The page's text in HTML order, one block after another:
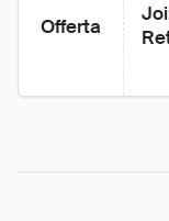
Offerta